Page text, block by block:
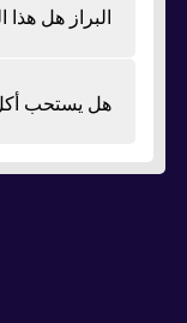
البراز هل
هل يستحب أكل